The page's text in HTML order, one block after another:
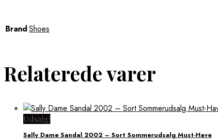
BrandShoes
Relaterede varer
Udsalg!
Sally Dame Sandal 2002 – Sort Sommerudsalg Must-Have